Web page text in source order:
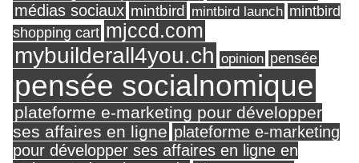
médias sociaux mintbird mintbird launch mintbird
shopping cart mjccd.com
mybuilderall4you.ch opinion pensée
pensée socialnomique
plateforme e-marketing pour développer
ses affaires en ligne plateforme e-marketing
pour développer ses affaires en ligne en